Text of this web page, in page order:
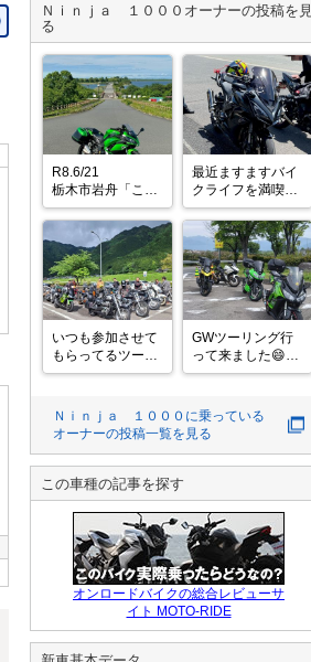
Ｎｉｎｊａ １０００ オーナーの投稿を見
る
R8.6/21
栃木市岩舟「こだ
わりとんかつ神
楽」 渡良瀬遊水
池　カスリーン公
園　騎西城
11:00頃雨も降り
そうになくなり、
どーしようかなー
と〜🙄
友人の知人がとん
最近ますますバイ
クライフを満喫し
てます🎵
いつも参加させて
もらってるツーリ
ングで岐阜県は神
夜はバーベキュー
をしてとても楽し
かったです😄
二日目もあったの
ですが、二日目の
朝訳あって一人帰
宅、山間部の朝は
気温一桁❗
GWツーリング行
って来ました😄今
回は、動画にも登
婦とマスツーリン
グ。楽しかったで
す。
Ｎｉｎｊａ １０００ に乗っている
オーナーの投稿一覧を見る
この車種の記事を探す
オンロードバイクの総合レビューサ
イト MOTO-RIDE